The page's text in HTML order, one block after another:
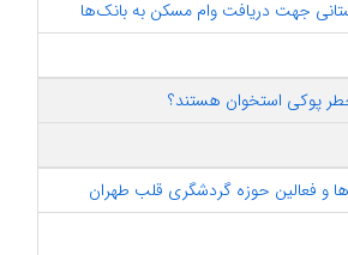
پوکی استخوان هستند؟
و فعالین حوزه گردشگری قلب طهران